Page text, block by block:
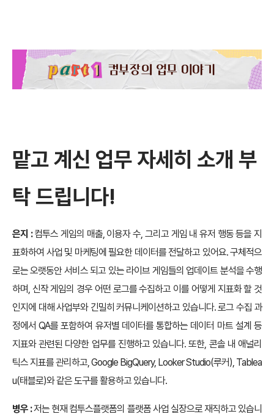
맡고 계신 업무 자세히 소개 부
탁 드립니다!
은지 :컴투스 게임의 매출, 이용자 수, 그리고 게임 내 유저 행동 등을 지
표화하여 사업 및 마케팅에 필요한 데이터를 전달하고 있어요. 구체적으
로는 오랫동안 서비스 되고 있는 라이브 게임들의 업데이트 분석을 수행
하며, 신작 게임의 경우 어떤 로그를 수집하고 이를 어떻게 지표화 할 것
인지에 대해 사업부와 긴밀히 커뮤니케이션하고 있습니다. 로그 수집 과
정에서 QA를 포함하여 유저별 데이터를 통합하는 데이터 마트 설계 등
지표와 관련된 다양한 업무를 진행하고 있습니다. 또한, 콘솔 내 애널리
틱스 지표를 관리하고, Google BigQuery, Looker Studio(루커), Tablea
u(태블로)와 같은 도구를 활용하고 있습니다.
병우 :저는 현재 컴투스플랫폼의 플랫폼 사업 실장으로 재직하고 있습니